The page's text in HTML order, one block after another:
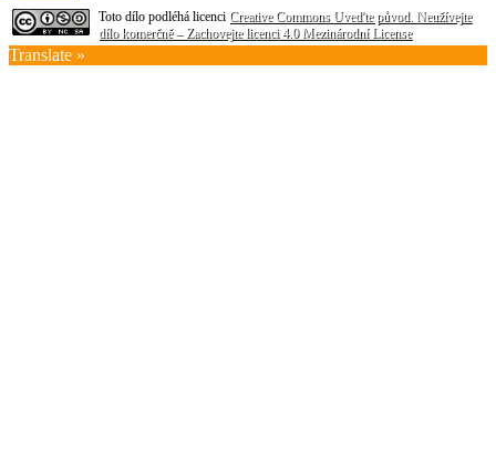
Toto dílo podléhá licenci Creative Commons Uveďte původ. Neužívejte
dílo komerčně – Zachovejte licenci 4.0 Mezinárodní License
Translate »